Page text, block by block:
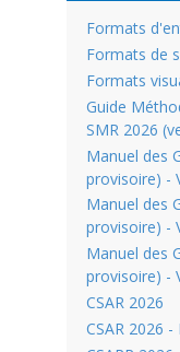
Formats
Formats de
Formats
Guide
SMR 2026
Manuel des
provisoire) -
Manuel des
provisoire) -
Manuel des
provisoire) -
CSAR 2026
CSAR 2026